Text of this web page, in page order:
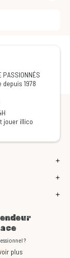
PASSIONNÉS
1978
jouer illico
?
plus